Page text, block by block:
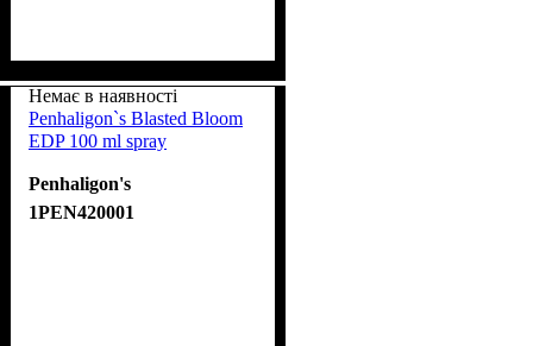
Немає в наявності
Penhaligon`s Blasted Bloom
EDP 100 ml spray
Penhaligon's
1PEN420001